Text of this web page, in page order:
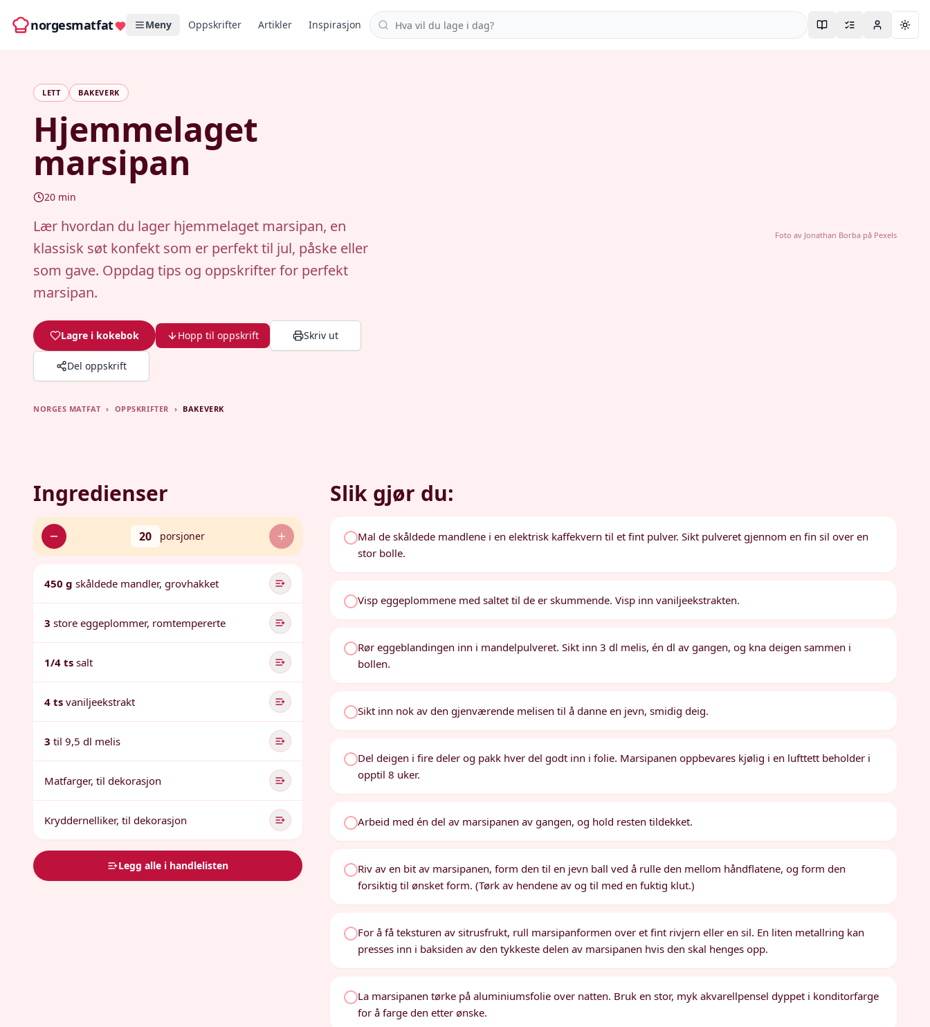
norgesmatfat Meny Oppskrifter Artikler Inspirasjon Søk i oppskrifter
LETT BAKEVERK
Hjemmelaget
marsipan
20 min
Lær hvordan du lager hjemmelaget marsipan, en
klassisk søt konfekt som er perfekt til jul, påske eller
som gave. Oppdag tips og oppskrifter for perfekt
marsipan.
Lagre i kokebok Hopp til oppskrift Skriv ut
Del oppskrift
Foto av Jonathan Borbapå Pexels
NORGES MATFAT › OPPSKRIFTER › BAKEVERK
Ingredienser
20 porsjoner
450 g skåldede mandler, grovhakket
3 store eggeplommer, romtempererte
1/4 ts salt
4 ts vaniljeekstrakt
3 til 9,5 dl melis
Matfarger, til dekorasjon
Kryddernelliker, til dekorasjon
Legg alle i handlelisten
Slik gjør du:
Mal de skåldede mandlene i en elektrisk kaffekvern til et fint pulver. Sikt pulveret gjennom en fin sil over en
stor bolle.
Visp eggeplommene med saltet til de er skummende. Visp inn vaniljeekstrakten.
Rør eggeblandingen inn i mandelpulveret. Sikt inn 3 dl melis, én dl av gangen, og kna deigen sammen i
bollen.
Sikt inn nok av den gjenværende melisen til å danne en jevn, smidig deig.
Del deigen i fire deler og pakk hver del godt inn i folie. Marsipanen oppbevares kjølig i en lufttett beholder i
opptil 8 uker.
Arbeid med én del av marsipanen av gangen, og hold resten tildekket.
Riv av en bit av marsipanen, form den til en jevn ball ved å rulle den mellom håndflatene, og form den
forsiktig til ønsket form. (Tørk av hendene av og til med en fuktig klut.)
For å få teksturen av sitrusfrukt, rull marsipanformen over et fint rivjern eller en sil. En liten metallring kan
presses inn i baksiden av den tykkeste delen av marsipanen hvis den skal henges opp.
La marsipanen tørke på aluminiumsfolie over natten. Bruk en stor, myk akvarellpensel dyppet i konditorfarge
for å farge den etter ønske.